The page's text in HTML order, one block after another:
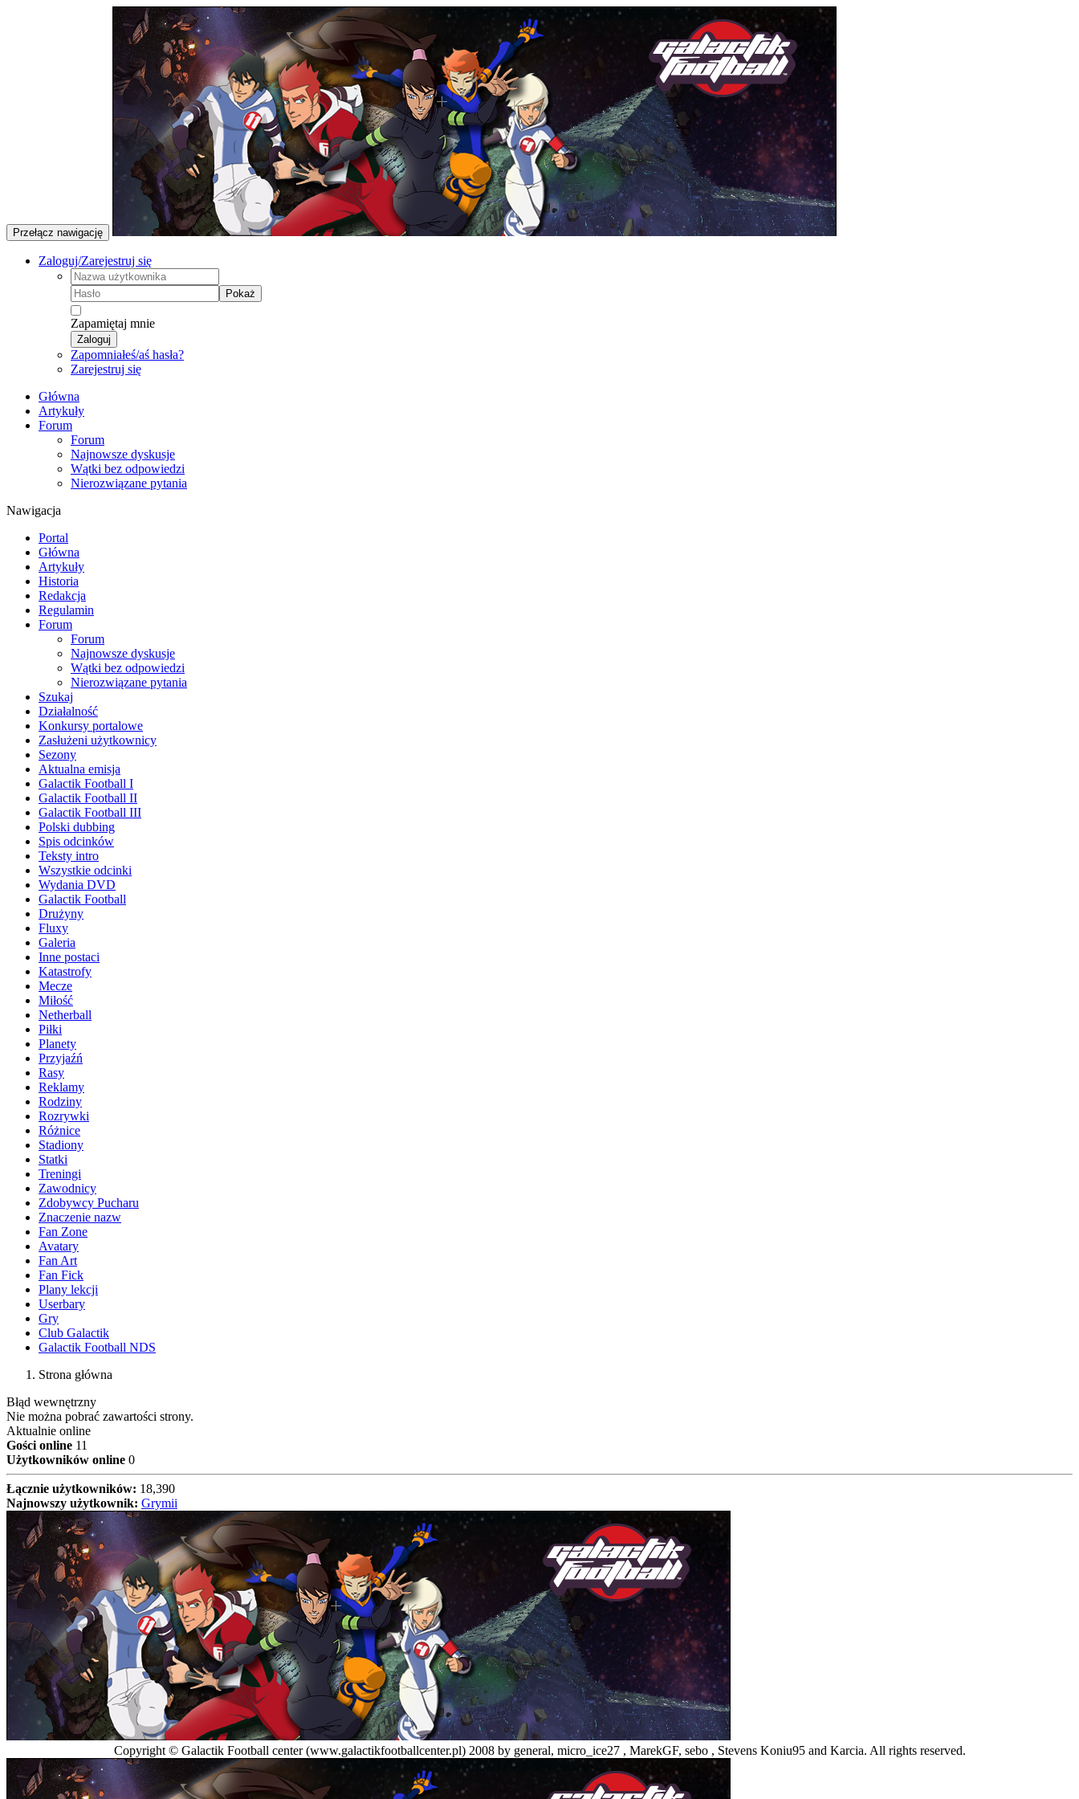
Przełącz nawigację
Zaloguj/Zarejestruj się
Pokaż
Zapamiętaj mnie
Zaloguj
Zapomniałeś/aś hasła?
Zarejestruj się
Główna
Artykuły
Forum
Forum
Najnowsze dyskusje
Wątki bez odpowiedzi
Nierozwiązane pytania
Nawigacja
Portal
Główna
Artykuły
Historia
Redakcja
Regulamin
Forum
Forum
Najnowsze dyskusje
Wątki bez odpowiedzi
Nierozwiązane pytania
Szukaj
Działalność
Konkursy portalowe
Zasłużeni użytkownicy
Sezony
Aktualna emisja
Galactik Football I
Galactik Football II
Galactik Football III
Polski dubbing
Spis odcinków
Teksty intro
Wszystkie odcinki
Wydania DVD
Galactik Football
Drużyny
Fluxy
Galeria
Inne postaci
Katastrofy
Mecze
Miłość
Netherball
Piłki
Planety
Przyjaźń
Rasy
Reklamy
Rodziny
Rozrywki
Różnice
Stadiony
Statki
Treningi
Zawodnicy
Zdobywcy Pucharu
Znaczenie nazw
Fan Zone
Avatary
Fan Art
Fan Fick
Plany lekcji
Userbary
Gry
Club Galactik
Galactik Football NDS
Strona główna
Błąd wewnętrzny
Nie można pobrać zawartości strony.
Aktualnie online
Gości online 11
Użytkowników online 0
Łącznie użytkowników: 18,390
Najnowszy użytkownik: Grymii
Copyright © Galactik Football center (www.galactikfootballcenter.pl) 2008 by general, micro_ice27 , MarekGF, sebo , Stevens Koniu95 and Karcia. All rights reserved.